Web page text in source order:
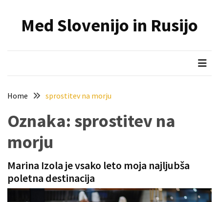
content
NAJNOVEJŠI
dedku
spremenil
življenje
Zelo
priljubljena
naglavna
svetilka
contentMed Slovenijo in Rusijo
Home sprostitev na morju
Oznaka: sprostitev na
morju
Marina Izola je vsako leto moja najljubša
poletna destinacija